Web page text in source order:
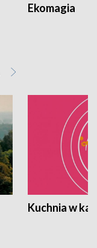
Ekomagia
Kuchnia w